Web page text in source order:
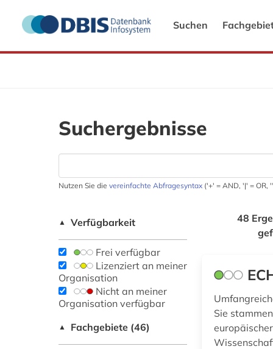
Suchen
Suchergebnisse
Nutzen Sie die vereinfachte Abfragesyntax ('+' = AND, '|' = OR,
▲ Verfügbarkeit
Frei verfügbar
Lizenziert an meiner
Organisation
Nicht an meiner
Organisation verfügbar
▲ Fachgebiete (46)
48
Sie